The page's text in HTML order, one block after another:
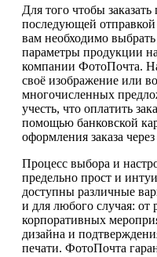
Для того чтобы
последующей
вам необходимо
параметры продукции
компании ФотоПочта.
своё изображение или
многочисленных
учесть, что оплатить
помощью банковской
оформления заказа
Процесс выбора и
предельно прост и
доступны различные
и для любого случая: от
корпоративных
дизайна и
печати. ФотоПочта